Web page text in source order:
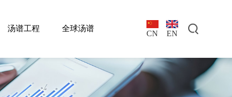
汤谱工程 全球汤谱
CN EN